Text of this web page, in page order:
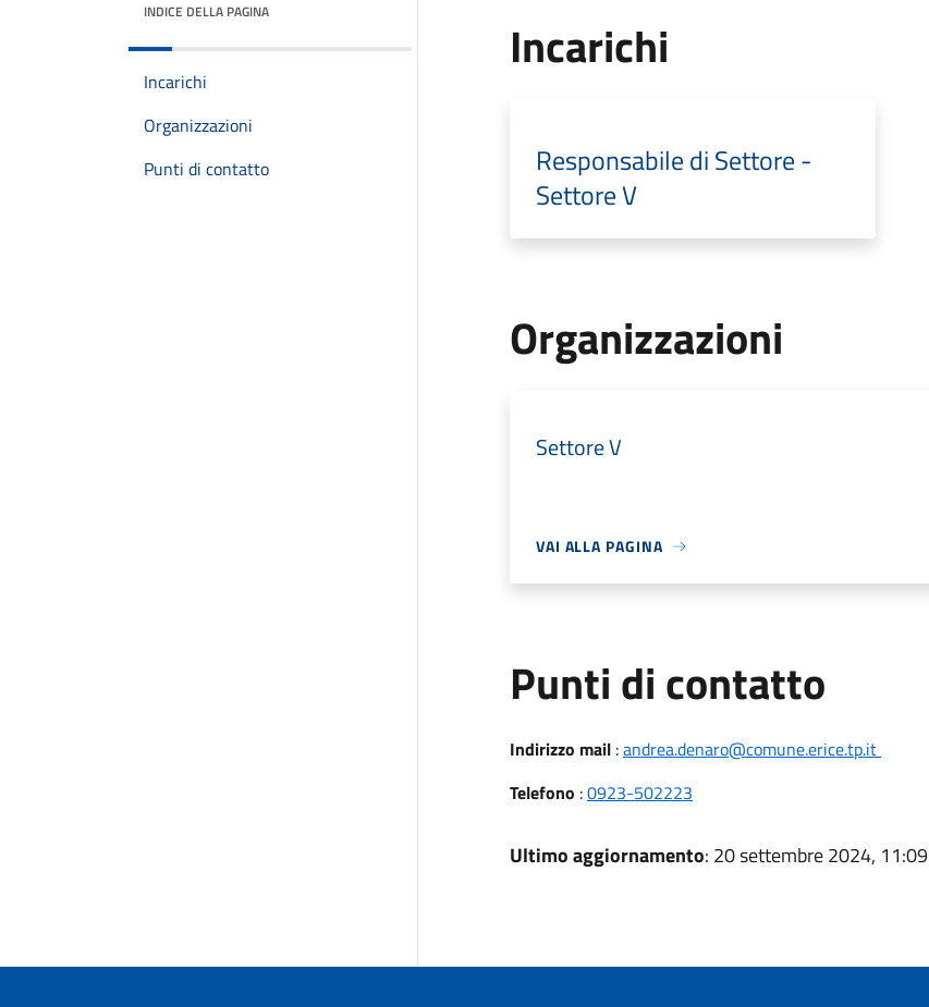
INDICE DELLA PAGINA
Incarichi
Organizzazioni
Punti di contatto
Incarichi
Responsabile di Settore -
Settore V
Organizzazioni
Settore V
VAI ALLA PAGINA
Punti di contatto
Indirizzo mail:andrea.denaro@comune.erice.tp.it
Telefono :0923-502223
Ultimo aggiornamento: 20 settembre 2024, 11:09